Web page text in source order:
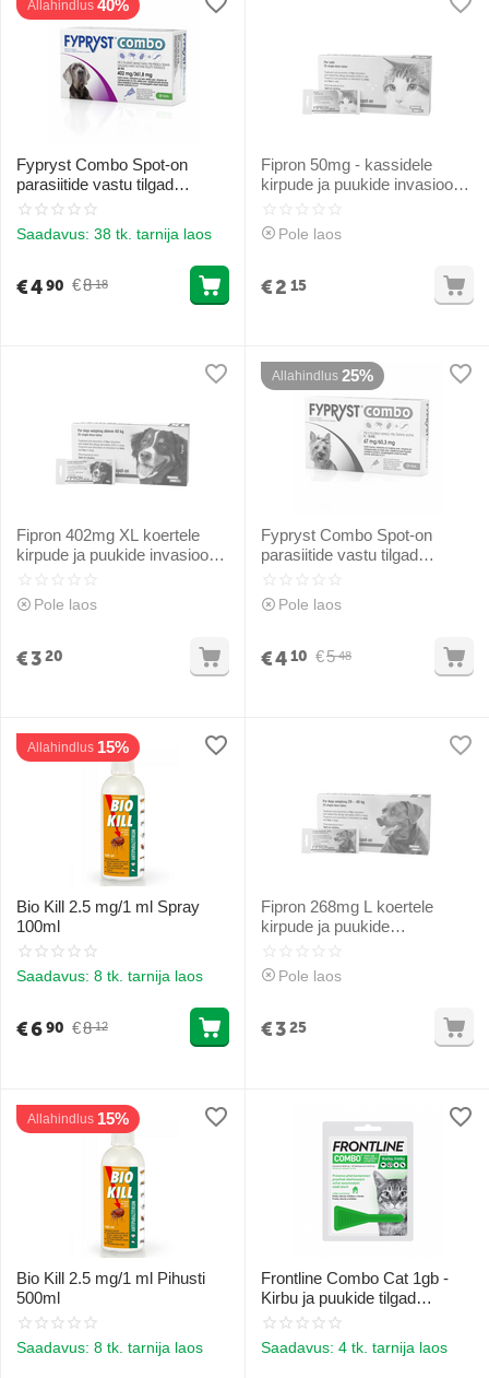
Allahindlus 40%
Fypryst Combo Spot-on
parasiitide vastu tilgad
(pipetid) koertele 40 -60kg
Saadavus: 38 tk. tarnija laos
€8 18
€490
Fipron 50mg - kassidele
kirpude ja puukide invasiooni
Pole laos
€2 15
Fipron 402mg XL koertele
kirpude ja puukide invasiooni
Pole laos
€320
Allahindlus 25%
Fypryst Combo Spot-on
parasiitide vastu tilgad
67mg 1gb
Pole laos
€5 48
€410
Allahindlus 15%
Bio Kill 2.5 mg/1 ml Spray
100ml
Saadavus: 8 tk. tarnija laos
€8 12
€690
Fipron 268mg L koertele
kirpude ja puukide
kontrollimiseks 20-40kg
Pole laos
€325
Allahindlus 15%
Bio Kill 2.5 mg/1 ml Pihusti
500ml
Saadavus: 8 tk. tarnija laos
Frontline Combo Cat 1gb -
Kirbu ja puukide tilgad
kassidele ja kodulindudele
Saadavus: 4 tk. tarnija laos